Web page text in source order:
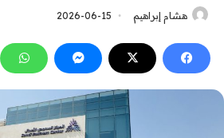
هشام إبراهيم 2026-06-15